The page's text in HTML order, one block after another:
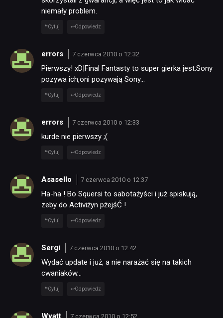
niemały problem.
Cytuj Odpowiedz
errors 7 czerwca 2010 o 12:32
Pierwszy! xD|Final Fantasty to super gierka jest.Sony
pozywa ich,oni pozywają Sony…
Cytuj Odpowiedz
errors 7 czerwca 2010 o 12:33
kurde nie pierwszy ;(
Cytuj Odpowiedz
Asasello 7 czerwca 2010 o 12:37
Ha-ha ! Bo Squersi to sabotażyści i już spiskują,
zeby do Activiżyn pżejśĆ !
Cytuj Odpowiedz
Sergi 7 czerwca 2010 o 12:42
Wydać update i już, a nie narażać się na takich
cwaniaków…
Cytuj Odpowiedz
Wyatt 7 czerwca 2010 o 12:52